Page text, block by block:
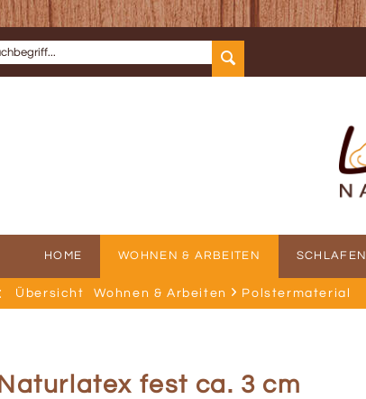
HOME WOHNEN & ARBEITEN SCHLAFEN
Übersicht Wohnen & Arbeiten Polstermaterial
Naturlatex fest ca. 3 cm